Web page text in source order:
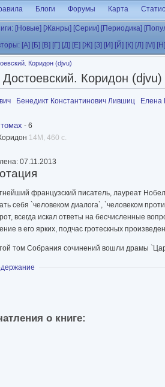
Блоги Форумы Карта
[Новые] [Жанры] [Серии] [Периодика]
[А] [Б] [В] [Г] [Д] [Е] [Ж] [З] [И] [Й] [К] [Л] [М] [Н]
Коридон (djvu)
Коридон (djvu)
Бенедикт Константинович Лившиц Елена
- 6
14M, 460 с.
07.11.2013
французский писатель, лауреат
себя `человеком диалога`, `человеком
всегда искал ответы на бесчисленные
в его ярких, подчас гротескных
том Собрания сочинений вошли драмы
о книге: